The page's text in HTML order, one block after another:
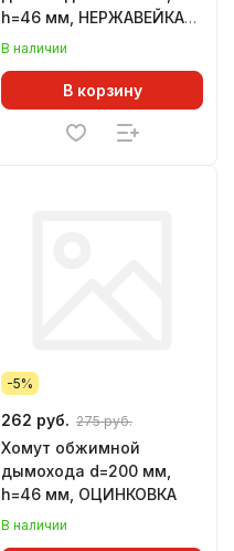
h=46 мм, НЕРЖАВЕЙКА
(GS)
В наличии
В корзину
-5%
262 руб. 275 руб.
Хомут обжимной
дымохода d=200 мм,
h=46 мм, ОЦИНКОВКА
В наличии